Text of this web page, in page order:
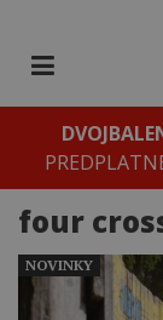
four
NOVINKY